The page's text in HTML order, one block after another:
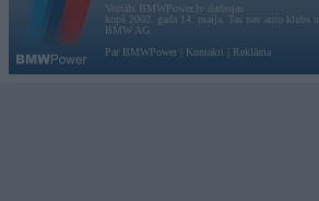
Vortāls BMWPower.lv darbojas
kopš 2002. gada 14. maija. Tas nav auto klubs
BMW AG.
Par BMWPower
Kontakti Reklāma